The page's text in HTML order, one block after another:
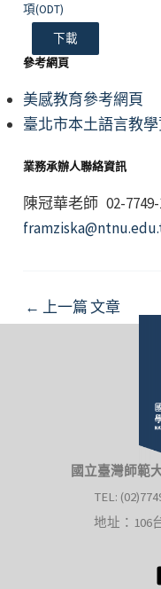
項(ODT)
下載
參考網頁
美感教育參考網頁
臺北市本土語言教
業務承辦人聯絡資訊
陳冠華老師 02-7749-
Post
navigation
← 上一篇 文章
國立臺灣師範
TEL:
地址：106